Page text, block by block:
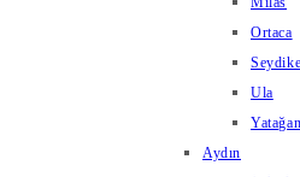
Ortaca
Ula
Yatağan
Aydın